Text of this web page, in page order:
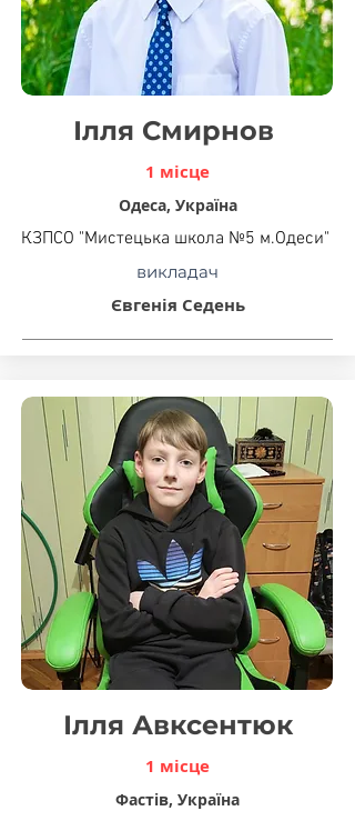
Ілля Смирнов
1 місце
Одеса, Україна
КЗПСО "Мистецька школа №5 м.Одеси"
викладач
Євгенія Седень
Ілля Авксентюк
1 місце
Фастів, Україна